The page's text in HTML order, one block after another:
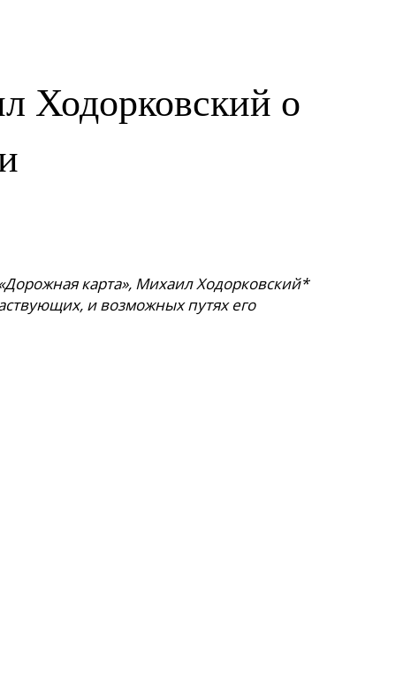
Ходорковский о
карта», Михаил Ходорковский*
и возможных путях его